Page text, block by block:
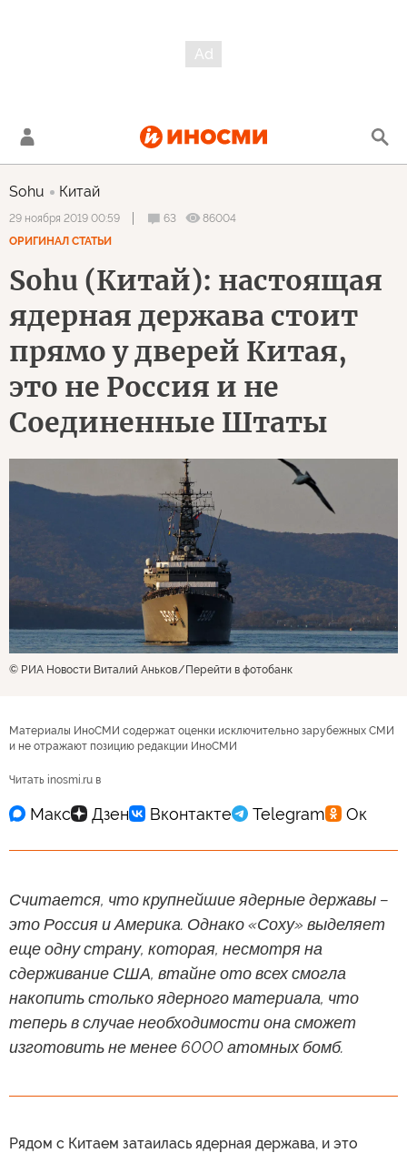
Sohu Китай
29 ноября 2019 00:59 63
86004
ОРИГИНАЛ СТАТЬИ
Sohu (Китай): настоящая
ядерная держава стоит
прямо у дверей Китая,
это не Россия и не
Соединенные Штаты
© РИА Новости Виталий Аньков Перейти в фотобанк
Материалы ИноСМИ содержат оценки исключительно зарубежных СМИ
и не отражают позицию редакции ИноСМИ
Читать inosmi.ru в
Считается, что крупнейшие ядерные державы –
это Россия и Америка. Однако «Соху» выделяет
еще одну страну, которая, несмотря на
сдерживание США, втайне ото всех смогла
накопить столько ядерного материала, что
теперь в случае необходимости она сможет
изготовить не менее 6000 атомных бомб.
Рядом с Китаем затаилась ядерная держава, и это